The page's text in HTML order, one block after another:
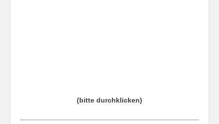
(bitte durchklicken)